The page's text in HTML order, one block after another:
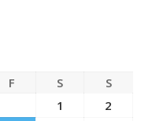
F S
S
1
2